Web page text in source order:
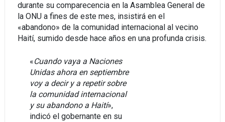
durante su comparecencia en la Asamblea General de
la ONU a fines de este mes, insistirá en el
«abandono» de la comunidad internacional al vecino
Haití, sumido desde hace años en una profunda crisis.
«Cuando vaya a Naciones
Unidas ahora en septiembre
voy a decir y a repetir sobre
la comunidad internacional
y su abandono a Haití»,
indicó el gobernante en su